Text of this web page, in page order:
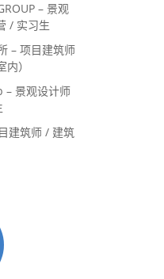
– 景观
/ 实习生
– 项目建筑师
）
– 景观设计师
建筑师 / 建筑